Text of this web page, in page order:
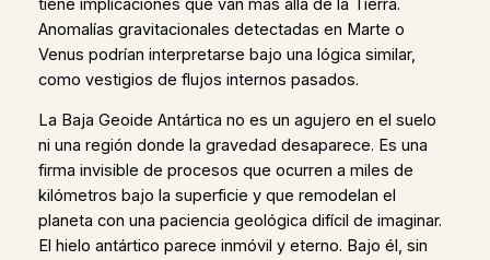
tiene implicaciones que van más allá de la Tierra.
Anomalías gravitacionales detectadas en Marte o
Venus podrían interpretarse bajo una lógica similar,
como vestigios de flujos internos pasados.
La Baja Geoide Antártica no es un agujero en el suelo
ni una región donde la gravedad desaparece. Es una
firma invisible de procesos que ocurren a miles de
kilómetros bajo la superficie y que remodelan el
planeta con una paciencia geológica difícil de imaginar.
El hielo antártico parece inmóvil y eterno. Bajo él, sin